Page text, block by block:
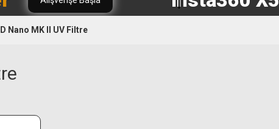
Nano MK II UV Filtre